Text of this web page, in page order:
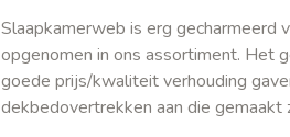
Slaapkamerweb is erg gecharmeerd
opgenomen in ons assortiment. Het
goede prijs/kwaliteit verhouding
dekbedovertrekken aan die